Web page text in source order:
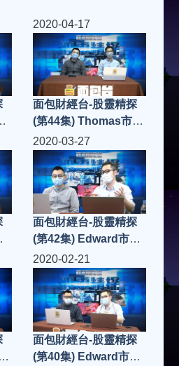
2020-04-17
面包財經台-股靈精探
(第44集) Thomas市況
點評
2020-03-27
面包財經台-股靈精探
(第42集) Edward市況
點評
2020-02-21
面包財經台-股靈精探
(第40集) Edward市況